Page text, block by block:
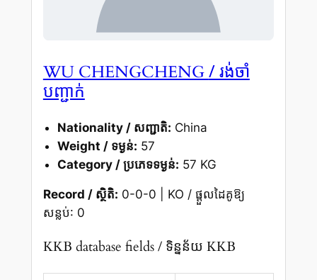
WU CHENGCHENG/ រង់ចាំ
បញ្ជាក់
Nationality / សញ្ជាតិ: China
Weight / ទម្ងន់: 57
Category / ប្រភេទទម្ងន់: 57 KG
Record / ស្ថិតិ: 0-0-0 | KO / ផ្តួលដៃគូឱ្យ
សន្លប់: 0
KKB database fields / ទិន្នន័យ KKB